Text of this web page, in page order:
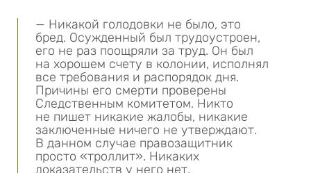
— Никакой голодовки не было, это
бред. Осужденный был трудоустроен,
его не раз поощряли за труд. Он был
на хорошем счету в колонии, исполнял
все требования и распорядок дня.
Причины его смерти проверены
Следственным комитетом. Никто
не пишет никакие жалобы, никакие
заключенные ничего не утверждают.
В данном случае правозащитник
просто «троллит». Никаких
доказательств у него нет.